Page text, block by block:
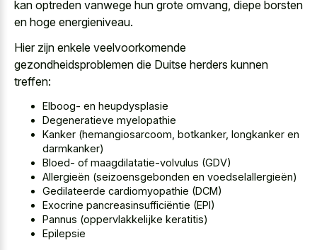
kan optreden vanwege hun grote omvang, diepe borsten
en hoge energieniveau.
Hier zijn enkele veelvoorkomende
gezondheidsproblemen die Duitse herders kunnen
treffen:
Elboog- en heupdysplasie
Degeneratieve myelopathie
Kanker (hemangiosarcoom, botkanker, longkanker en
darmkanker)
Bloed- of maagdilatatie-volvulus (GDV)
Allergieën (seizoensgebonden en voedselallergieën)
Gedilateerde cardiomyopathie (DCM)
Exocrine pancreasinsufficiëntie (EPI)
Pannus (oppervlakkelijke keratitis)
Epilepsie